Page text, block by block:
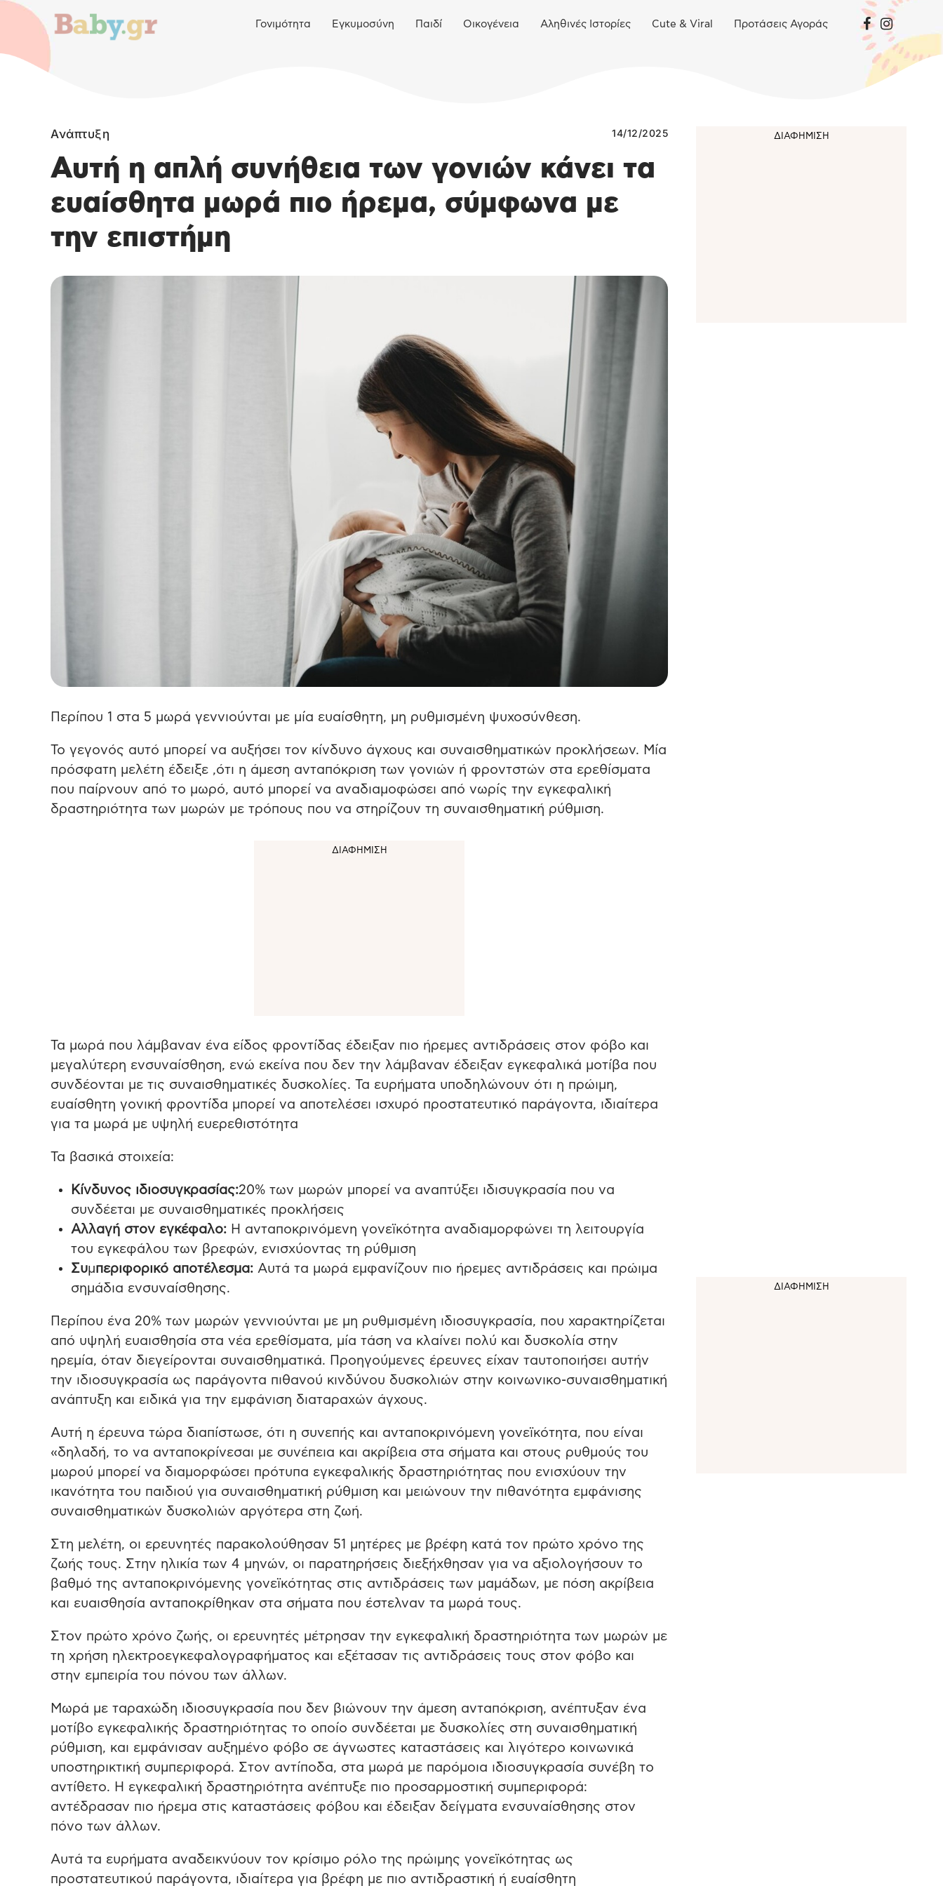
Γονιμότητα Εγκυμοσύνη Παιδί Οικογένεια Αληθινές Ιστορίες Cute & Viral Προτάσεις Αγοράς
Ανάπτυξη 14/12/2025
Αυτή η απλή συνήθεια των γονιών κάνει τα
ευαίσθητα μωρά πιο ήρεμα, σύμφωνα με
την επιστήμη
Περίπου 1 στα 5 μωρά γεννιούνται με μία ευαίσθητη, μη ρυθμισμένη ψυχοσύνθεση.
Το γεγονός αυτό μπορεί να αυξήσει τον κίνδυνο άγχους και συναισθηματικών προκλήσεων. Μία
πρόσφατη μελέτη έδειξε ,ότι η άμεση ανταπόκριση των γονιών ή φροντστών στα ερεθίσματα
που παίρνουν από το μωρό, αυτό μπορεί να αναδιαμοφώσει από νωρίς την εγκεφαλική
δραστηριότητα των μωρών με τρόπους που να στηρίζουν τη συναισθηματική ρύθμιση.
Τα μωρά που λάμβαναν ένα είδος φροντίδας έδειξαν πιο ήρεμες αντιδράσεις στον φόβο και
μεγαλύτερη ενσυναίσθηση, ενώ εκείνα που δεν την λάμβαναν έδειξαν εγκεφαλικά μοτίβα που
συνδέονται με τις συναισθηματικές δυσκολίες. Τα ευρήματα υποδηλώνουν ότι η πρώιμη,
ευαίσθητη γονική φροντίδα μπορεί να αποτελέσει ισχυρό προστατευτικό παράγοντα, ιδιαίτερα
για τα μωρά με υψηλή ευερεθιστότητα
Τα βασικά στοιχεία:
Κίνδυνος ιδιοσυγκρασίας:20% των μωρών μπορεί να αναπτύξει ιδισυγκρασία που να
συνδέεται με συναισθηματικές προκλήσεις
Αλλαγή στον εγκέφαλο:Η ανταποκρινόμενη γονεϊκότητα αναδιαμορφώνει τη λειτουργία
του εγκεφάλου των βρεφών, ενισχύοντας τη ρύθμιση
Συμπεριφορικό αποτέλεσμα:Αυτά τα μωρά εμφανίζουν πιο ήρεμες αντιδράσεις και πρώιμα
σημάδια ενσυναίσθησης.
Περίπου ένα 20% των μωρών γεννιούνται με μη ρυθμισμένη ιδιοσυγκρασία, που χαρακτηρίζεται
από υψηλή ευαισθησία στα νέα ερεθίσματα, μία τάση να κλαίνει πολύ και δυσκολία στην
ηρεμία, όταν διεγείρονται συναισθηματικά. Προηγούμενες έρευνες είχαν ταυτοποιήσει αυτήν
την ιδιοσυγκρασία ως παράγοντα πιθανού κινδύνου δυσκολιών στην κοινωνικο-συναισθηματική
ανάπτυξη και ειδικά για την εμφάνιση διαταραχών άγχους.
Αυτή η έρευνα τώρα διαπίστωσε, ότι η συνεπής και ανταποκρινόμενη γονεϊκότητα, που είναι
«δηλαδή, το να ανταποκρίνεσαι με συνέπεια και ακρίβεια στα σήματα και στους ρυθμούς του
μωρού μπορεί να διαμορφώσει πρότυπα εγκεφαλικής δραστηριότητας που ενισχύουν την
ικανότητα του παιδιού για συναισθηματική ρύθμιση και μειώνουν την πιθανότητα εμφάνισης
συναισθηματικών δυσκολιών αργότερα στη ζωή.
Στη μελέτη, οι ερευνητές παρακολούθησαν 51 μητέρες με βρέφη κατά τον πρώτο χρόνο της
ζωής τους. Στην ηλικία των 4 μηνών, οι παρατηρήσεις διεξήχθησαν για να αξιολογήσουν το
βαθμό της ανταποκρινόμενης γονεϊκότητας στις αντιδράσεις των μαμάδων, με πόση ακρίβεια
και ευαισθησία ανταποκρίθηκαν στα σήματα που έστελναν τα μωρά τους.
Στον πρώτο χρόνο ζωής, οι ερευνητές μέτρησαν την εγκεφαλική δραστηριότητα των μωρών με
τη χρήση ηλεκτροεγκεφαλογραφήματος και εξέτασαν τις αντιδράσεις τους στον φόβο και
στην εμπειρία του πόνου των άλλων.
Μωρά με ταραχώδη ιδιοσυγκρασία που δεν βιώνουν την άμεση ανταπόκριση, ανέπτυξαν ένα
μοτίβο εγκεφαλικής δραστηριότητας το οποίο συνδέεται με δυσκολίες στη συναισθηματική
ρύθμιση, και εμφάνισαν αυξημένο φόβο σε άγνωστες καταστάσεις και λιγότερο κοινωνικά
υποστηρικτική συμπεριφορά. Στον αντίποδα, στα μωρά με παρόμοια ιδιοσυγκρασία συνέβη το
αντίθετο. Η εγκεφαλική δραστηριότητα ανέπτυξε πιο προσαρμοστική συμπεριφορά:
αντέδρασαν πιο ήρεμα στις καταστάσεις φόβου και έδειξαν δείγματα ενσυναίσθησης στον
πόνο των άλλων.
Αυτά τα ευρήματα αναδεικνύουν τον κρίσιμο ρόλο της πρώιμης γονεϊκότητας ως
προστατευτικού παράγοντα, ιδιαίτερα για βρέφη με πιο αντιδραστική ή ευαίσθητη